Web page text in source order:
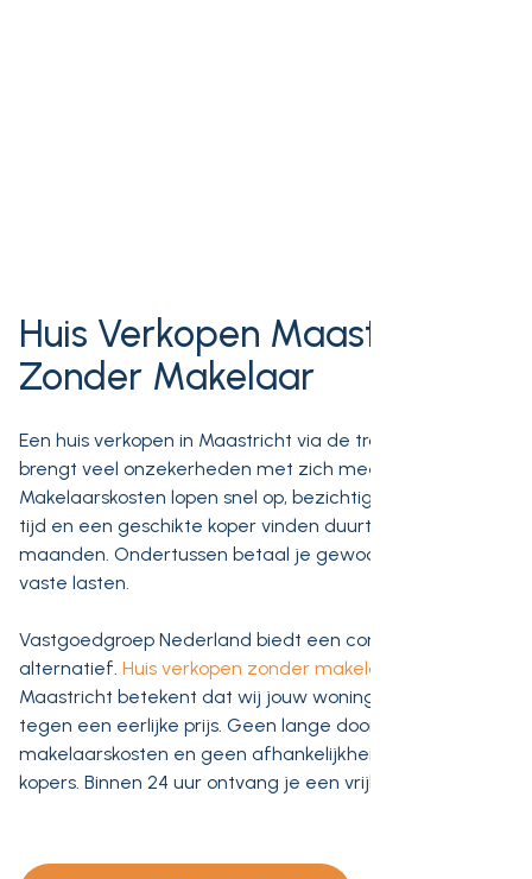
Huis Verkopen Maastricht
Zonder Makelaar
Een huis verkopen in Maastricht via de traditionele route
brengt veel onzekerheden met zich mee.
Makelaarskosten lopen snel op, bezichtigingen kosten
tijd en een geschikte koper vinden duurt soms
maanden. Ondertussen betaal je gewoon door aan je
vaste lasten.
Vastgoedgroep Nederland biedt een concreet
alternatief. Huis verkopen zonder makelaar
Maastricht betekent dat wij jouw woning direct kopen
tegen een eerlijke prijs. Geen lange doorlooptijd, geen
makelaarskosten en geen afhankelijkheid van externe
kopers. Binnen 24 uur ontvang je een vrijblijvend bod.